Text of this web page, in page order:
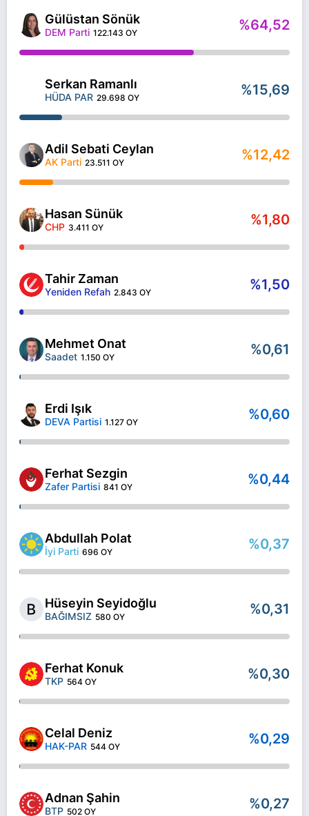
Gülüstan Sönük
DEM Parti 122.143 OY %64,52
Serkan Ramanlı
HÜDA PAR 29.698 OY %15,69
Adil Sebati Ceylan
AK Parti 23.511 OY %12,42
Hasan Sünük
CHP 3.411 OY %1,80
Tahir Zaman
Yeniden Refah 2.843 OY %1,50
Mehmet Onat
Saadet 1.150 OY %0,61
Erdi Işık
DEVA Partisi 1.127 OY %0,60
Ferhat Sezgin
Zafer Partisi 841 OY %0,44
Abdullah Polat
İyi Parti 696 OY %0,37
Hüseyin Seyidoğlu
BAĞIMSIZ 580 OY %0,31
Ferhat Konuk
TKP 564 OY %0,30
Celal Deniz
HAK-PAR 544 OY %0,29
Adnan Şahin
BTP 502 OY %0,27